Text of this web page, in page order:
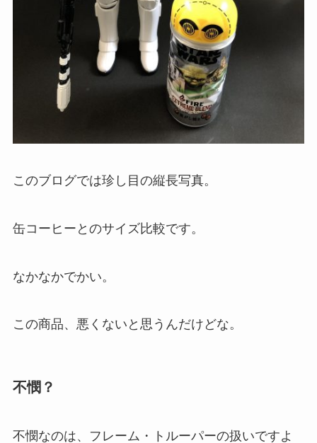
このブログでは珍し目の縦長写真。
缶コーヒーとのサイズ比較です。
なかなかでかい。
この商品、悪くないと思うんだけどな。
不憫？
不憫なのは、フレーム・トルーパーの扱いですよ